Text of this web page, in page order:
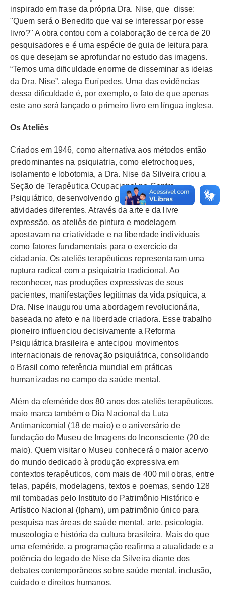
inspirado em frase da própria Dra. Nise, que disse:
"Quem será o Benedito que vai se interessar por esse
livro?" A obra contou com a colaboração de cerca de 20
pesquisadores e é uma espécie de guia de leitura para
os que desejam se aprofundar no estudo das imagens.
“Temos uma dificuldade enorme de disseminar as ideias
da Dra. Nise”, alega Eurípedes. Uma das evidências
dessa dificuldade é, por exemplo, o fato de que apenas
este ano será lançado o primeiro livro em língua inglesa.
Os Ateliês
Criados em 1946, como alternativa aos métodos então
predominantes na psiquiatria, como eletrochoques,
isolamento e lobotomia, a Dra. Nise da Silveira criou a
Seção de Terapêutica Ocupacional no Centro
Psiquiátrico, desenvolvendo gradativamente 17
atividades diferentes. Através da arte e da livre
expressão, os ateliês de pintura e modelagem
apostavam na criatividade e na liberdade individuais
como fatores fundamentais para o exercício da
cidadania. Os ateliês terapêuticos representaram uma
ruptura radical com a psiquiatria tradicional. Ao
reconhecer, nas produções expressivas de seus
pacientes, manifestações legítimas da vida psíquica, a
Dra. Nise inaugurou uma abordagem revolucionária,
baseada no afeto e na liberdade criadora. Esse trabalho
pioneiro influenciou decisivamente a Reforma
Psiquiátrica brasileira e antecipou movimentos
internacionais de renovação psiquiátrica, consolidando
o Brasil como referência mundial em práticas
humanizadas no campo da saúde mental.
Além da efeméride dos 80 anos dos ateliês terapêuticos,
maio marca também o Dia Nacional da Luta
Antimanicomial (18 de maio) e o aniversário de
fundação do Museu de Imagens do Inconsciente (20 de
maio). Quem visitar o Museu conhecerá o maior acervo
do mundo dedicado à produção expressiva em
contextos terapêuticos, com mais de 400 mil obras, entre
telas, papéis, modelagens, textos e poemas, sendo 128
mil tombadas pelo Instituto do Patrimônio Histórico e
Artístico Nacional (Ipham), um patrimônio único para
pesquisa nas áreas de saúde mental, arte, psicologia,
museologia e história da cultura brasileira. Mais do que
uma efeméride, a programação reafirma a atualidade e a
potência do legado de Nise da Silveira diante dos
debates contemporâneos sobre saúde mental, inclusão,
cuidado e direitos humanos.